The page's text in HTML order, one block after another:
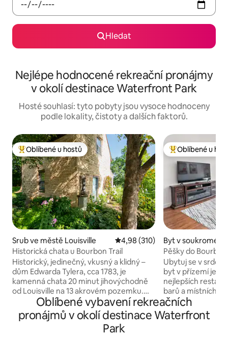
Hledat
Nejlépe hodnocené rekreační pronájmy
v okolí destinace Waterfront Park
Hosté souhlasí: tyto pobyty jsou vysoce hodnoceny
podle lokality, čistoty a dalších faktorů.
Nejlepší v kategorii Oblíbené u hostů
Oblíbené u hostů
Srub ve městě Louisville Průměrné hodnocení 4,98 z 5,
4,98 (310)
Historická chata u Bourbon Trail
Historický, jedinečný, vkusný a klidný –
dům Edwarda Tylera, cca 1783, je
kamenná chata 20 minut jihovýchodně
od Louisville na 13 akrovém pozemku.
Poblíž slavné stezky bourbonu,
pronájem zahrnuje celou chatu a velkou
verandou s výhledem na rybník s
Nejlepší v
Oblíbené u
Byt v soukromém
ve městě
Pěšky do
Uzavřené
Ubytuj se v srdci
byt v přízemí je
nejlepších
barů a místních
Projdi se k
Angel's Envy a
vychutnej si
Oblíbené vybavení rekreačních
pronájmů v okolí destinace Waterfront
Park